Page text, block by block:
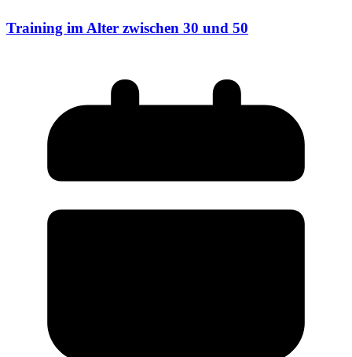
Training im Alter zwischen 30 und 50